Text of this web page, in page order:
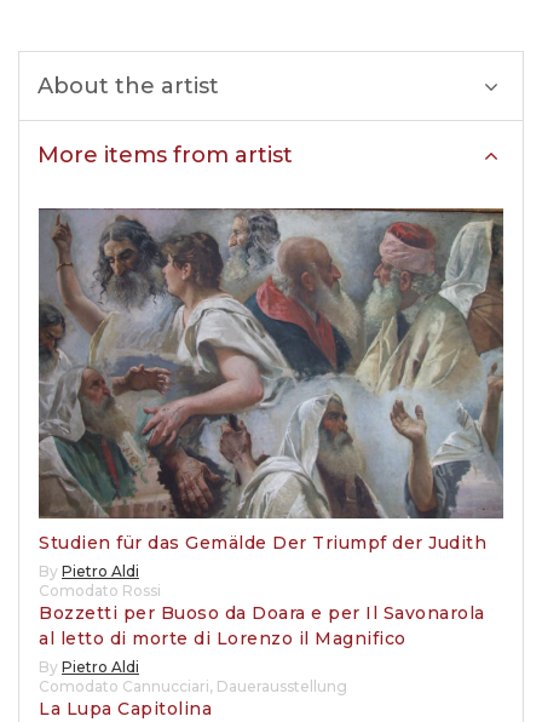
About the artist
More items from artist
Studien für das Gemälde Der Triumpf der Judith
By Pietro Aldi
Comodato Rossi
Bozzetti per Buoso da Doara e per Il Savonarola
al letto di morte di Lorenzo il Magnifico
By Pietro Aldi
Comodato Cannucciari, Dauerausstellung
La Lupa Capitolina